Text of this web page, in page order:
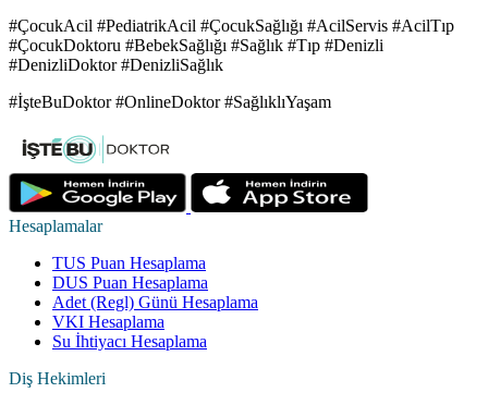
#ÇocukAcil #PediatrikAcil #ÇocukSağlığı #AcilServis #AcilTıp
#ÇocukDoktoru #BebekSağlığı #Sağlık #Tıp #Denizli
#DenizliDoktor #DenizliSağlık
#İşteBuDoktor #OnlineDoktor #SağlıklıYaşam
Hesaplamalar
TUS Puan Hesaplama
DUS Puan Hesaplama
Adet (Regl) Günü Hesaplama
VKI Hesaplama
Su İhtiyacı Hesaplama
Diş Hekimleri